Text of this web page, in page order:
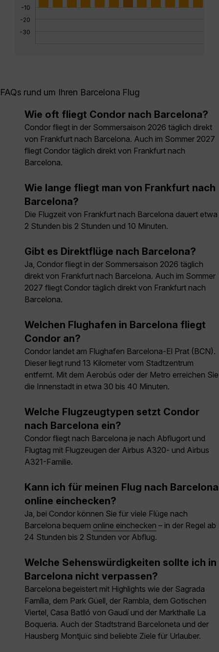
-10
-20
-30
FAQs rund um Ihren Barcelona Flug
Wie oft fliegt Condor nach Barcelona?
Condor fliegt in der Sommersaison 2026 täglich direkt
von Frankfurt nach Barcelona. Auch im Sommer 2027
fliegt Condor täglich direkt von Frankfurt nach
Barcelona.
Wie lange fliegt man von Frankfurt nach
Barcelona?
Die Flugzeit von Frankfurt nach Barcelona dauert etwa
2 Stunden bis 2 Stunden und 10 Minuten.
Gibt es Direktflüge nach Barcelona?
Ja, Condor fliegt in der Sommersaison 2026 täglich
direkt von Frankfurt nach Barcelona. Auch im Sommer
2027 fliegt Condor täglich direkt von Frankfurt nach
Barcelona.
Welchen Flughafen in Barcelona fliegt
Condor an?
Condor landet am Flughafen Barcelona-El Prat (BCN).
Dieser liegt rund 13 Kilometer vom Stadtzentrum
entfernt. Mit dem Aerobús oder der Metro erreichen Sie
die Innenstadt in etwa 30 bis 40 Minuten.
Welche Flugzeugtypen setzt Condor
nach Barcelona ein?
Condor fliegt nach Barcelona je nach Abflugort und
Flugtag mit Flugzeugen der Airbus A320- und Airbus
A321-Familie.
Kann ich für meinen Flug nach Barcelona
online einchecken?
Ja, bei Condor können Sie für viele Flüge nach
Barcelona bequem online einchecken – in der Regel ab
24 Stunden bis 2 Stunden vor Abflug.
Welche Sehenswürdigkeiten sollte ich in
Barcelona nicht verpassen?
Barcelona begeistert mit Highlights wie der Sagrada
Família, dem Park Güell, der Rambla, dem Gotischen
Viertel, Casa Batlló von Gaudí und der Markthalle La
Boqueria. Auch der Stadtstrand Barceloneta und der
Hausberg Montjuïc sind beliebte Ziele für Urlauber.